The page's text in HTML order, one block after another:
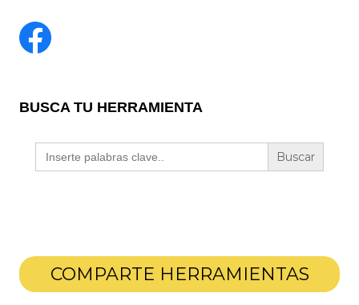
BUSCA TU HERRAMIENTA
Buscar:
COMPARTE HERRAMIENTAS